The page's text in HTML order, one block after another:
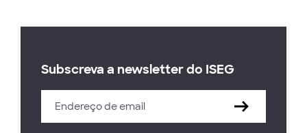
Subscreva a newsletter do ISEG